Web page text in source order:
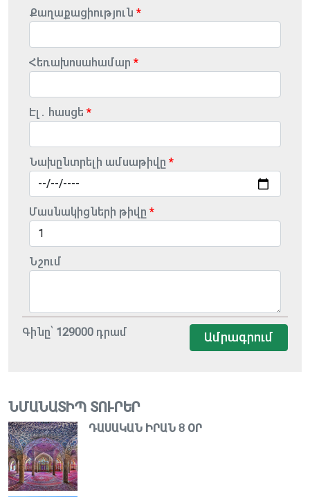
Քաղաքացիություն
Հեռախոսահամար
Էլ․ հասցե
Նախընտրելի ամսաթիվը
Մասնակիցների թիվը
Նշում
Գինը՝ 129000 դրամ Ամրագրում
ՆՄԱՆԱՏԻՊ ՏՈՒՐԵՐ
ԴԱՍԱԿԱՆ ԻՐԱՆ 8 ՕՐ